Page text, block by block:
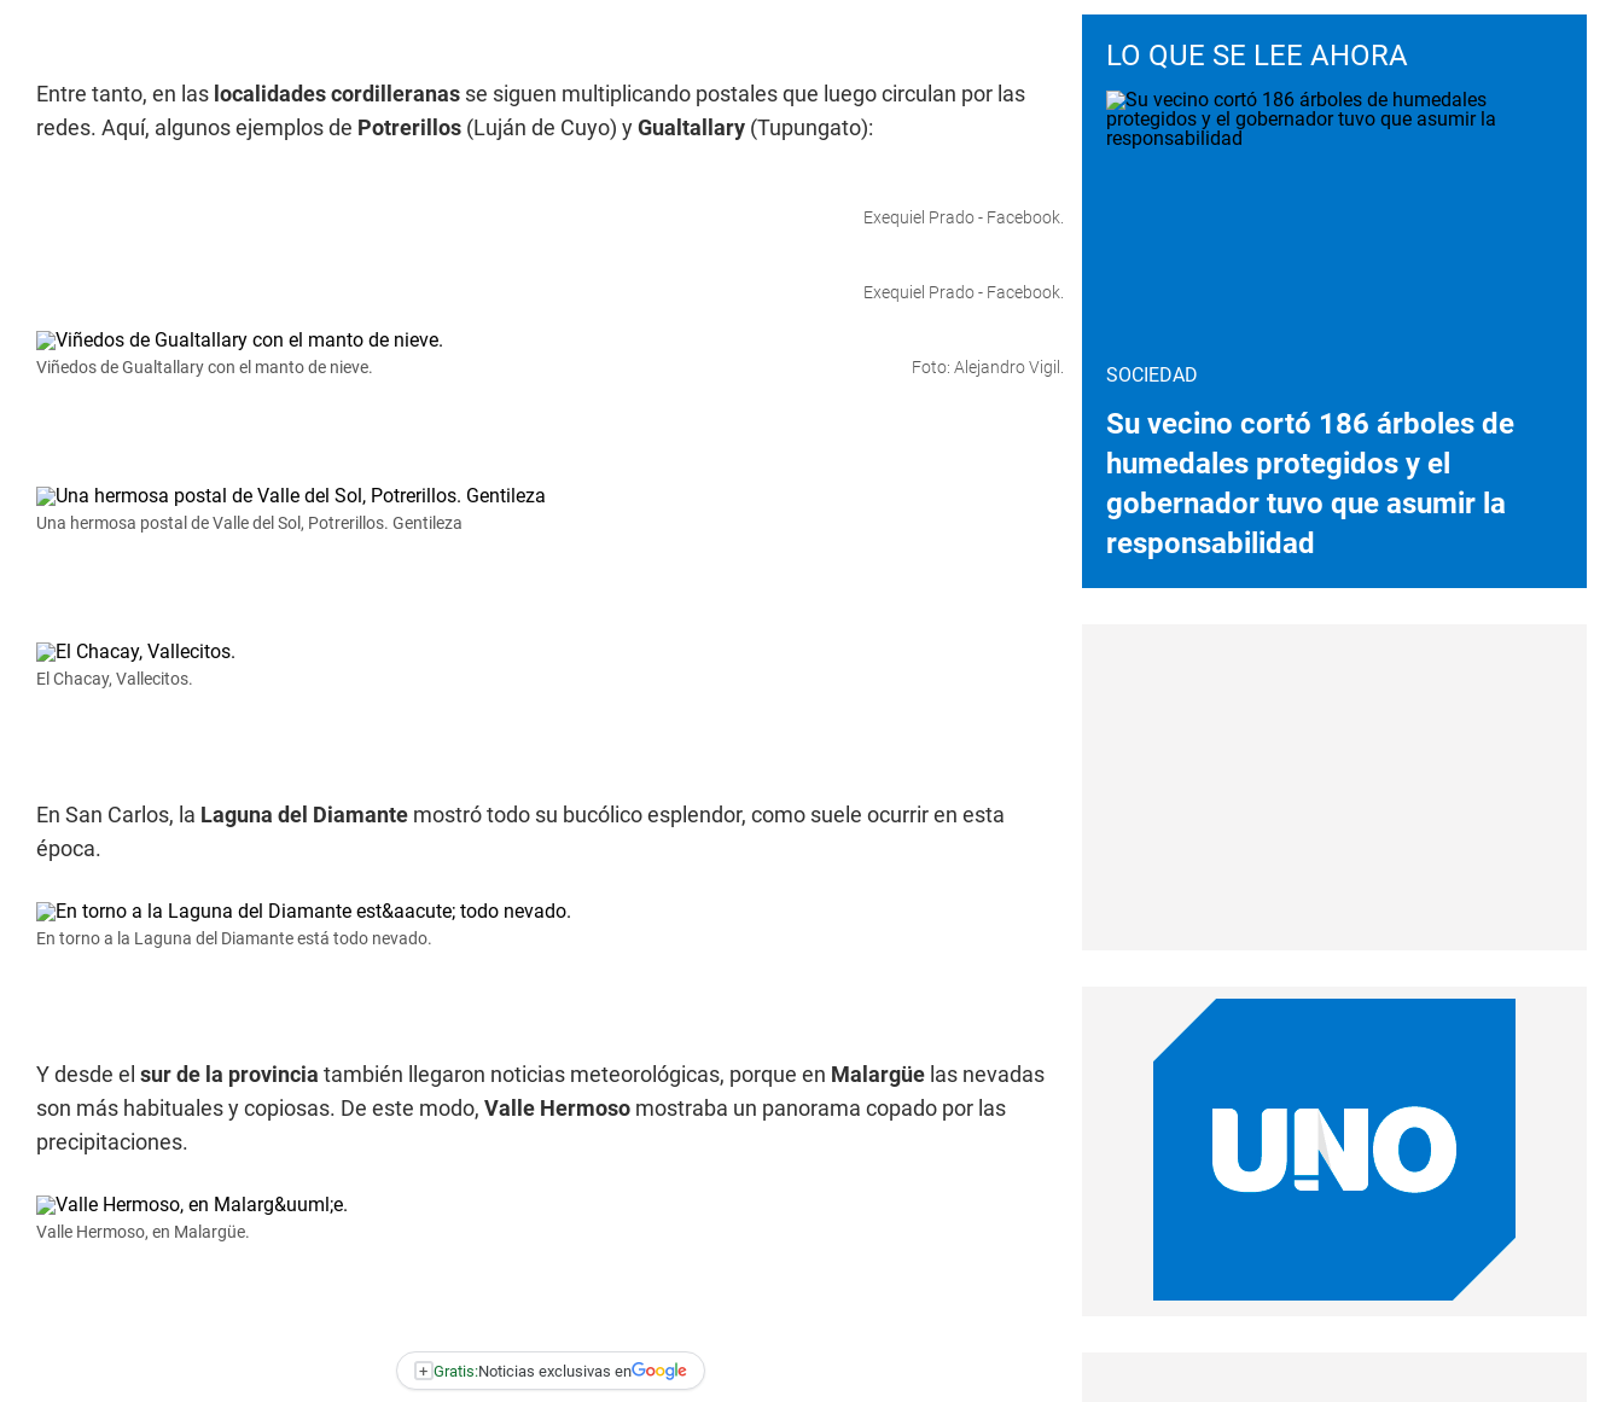
Entre tanto, en las localidades cordilleranas se siguen multiplicando postales que luego circulan por las
redes. Aquí, algunos ejemplos de Potrerillos (Luján de Cuyo) yGualtallary (Tupungato):
Exequiel Prado - Facebook.
Exequiel Prado - Facebook.
Viñedos de Gualtallary con el manto de nieve. Foto: Alejandro Vigil.
Una hermosa postal de Valle del Sol, Potrerillos. Gentileza
El Chacay, Vallecitos.
En San Carlos, la Laguna del Diamante mostró todo su bucólico esplendor, como suele ocurrir en esta
época.
En torno a la Laguna del Diamante está todo nevado.
Y desde el sur de la provincia también llegaron noticias meteorológicas, porque en Malargüe las nevadas
son más habituales y copiosas. De este modo, Valle Hermoso mostraba un panorama copado por las
precipitaciones.
Valle Hermoso, en Malargüe.
+ Gratis:Noticias exclusivas en
LO QUE SE LEE AHORA
SOCIEDAD
Su vecino cortó 186 árboles de
humedales protegidos y el
gobernador tuvo que asumir la
responsabilidad